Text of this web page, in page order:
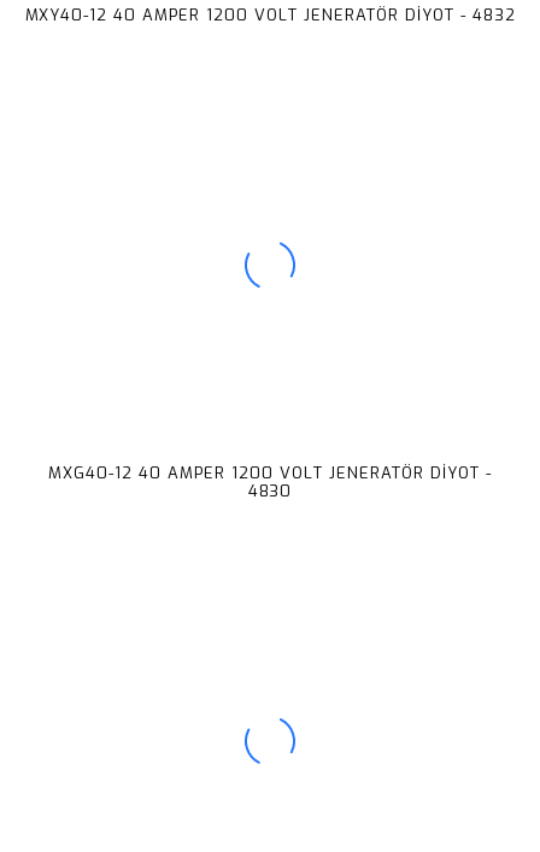
MXY40-12 40 AMPER 1200 VOLT JENERATÖR DİYOT - 4832
MXG40-12 40 AMPER 1200 VOLT JENERATÖR DİYOT -
4830